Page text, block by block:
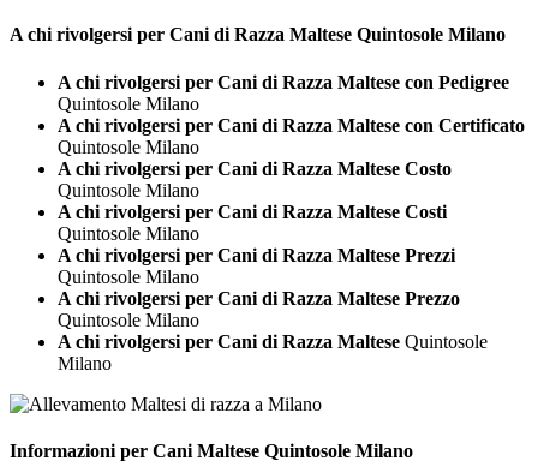
A chi rivolgersi per Cani di Razza Maltese Quintosole Milano
A chi rivolgersi per Cani di Razza Maltese con Pedigree
Quintosole Milano
A chi rivolgersi per Cani di Razza Maltese con Certificato
Quintosole Milano
A chi rivolgersi per Cani di Razza Maltese Costo
Quintosole Milano
A chi rivolgersi per Cani di Razza Maltese Costi
Quintosole Milano
A chi rivolgersi per Cani di Razza Maltese Prezzi
Quintosole Milano
A chi rivolgersi per Cani di Razza Maltese Prezzo
Quintosole Milano
A chi rivolgersi per Cani di Razza Maltese Quintosole
Milano
Informazioni per Cani Maltese Quintosole Milano